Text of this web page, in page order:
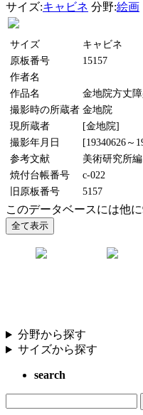
サイズ:キャビネ 分野:絵画
サイズ
キャビネ
原板番号
15157
作者名
作品名
金地院方丈
撮影時の所蔵者 金地院
現所蔵者
[金地院]
撮影年月日
[19340626～
参考文献
美術研究所
焼付台帳番号
c-022
旧原板番号
5157
このデータベースには他
分野から探す
サイズから探す
search